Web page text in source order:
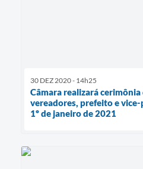
30 DEZ 2020 - 14h25
Câmara realizará cerimônia
vereadores, prefeito e
1º de janeiro de 2021